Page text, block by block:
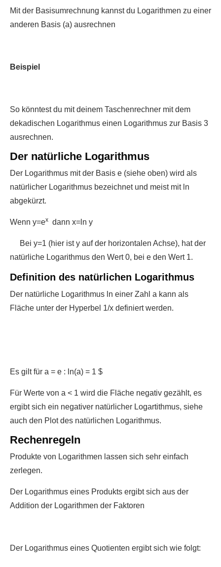
Mit der Basisumrechnung kannst du Logarithmen zu einer
anderen Basis (a) ausrechnen
Beispiel
So könntest du mit deinem Taschenrechner mit dem
dekadischen Logarithmus einen Logarithmus zur Basis 3
ausrechnen.
Der natürliche Logarithmus
Der Logarithmus mit der Basis e (siehe oben) wird als
natürlicher Logarithmus bezeichnet und meist mit ln
abgekürzt.
Wenn y=ex dann x=ln y
Bei y=1 (hier ist y auf der horizontalen Achse), hat der
natürliche Logarithmus den Wert 0, bei e den Wert 1.
Definition des natürlichen Logarithmus
Der natürliche Logarithmus ln einer Zahl a kann als
Fläche unter der Hyperbel 1/x definiert werden.
Es gilt für a = e : ln(a) = 1 $
Für Werte von a < 1 wird die Fläche negativ gezählt, es
ergibt sich ein negativer natürlicher Logartithmus, siehe
auch den Plot des natürlichen Logarithmus.
Rechenregeln
Produkte von Logarithmen lassen sich sehr einfach
zerlegen.
Der Logarithmus eines Produkts ergibt sich aus der
Addition der Logarithmen der Faktoren
Der Logarithmus eines Quotienten ergibt sich wie folgt: